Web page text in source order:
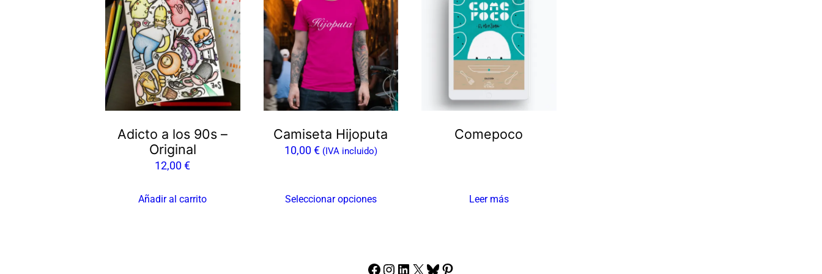
Adicto a los 90s –
Original
12,00€
Añadir al carrito
Camiseta Hijoputa
10,00€ (IVA incluido)
Seleccionar opciones
tiene
múltiples
variantes.
opciones
se
elegir
Comepoco
Leer más
Facebook
Instagram
LinkedIn
X Bluesky
Pinterest